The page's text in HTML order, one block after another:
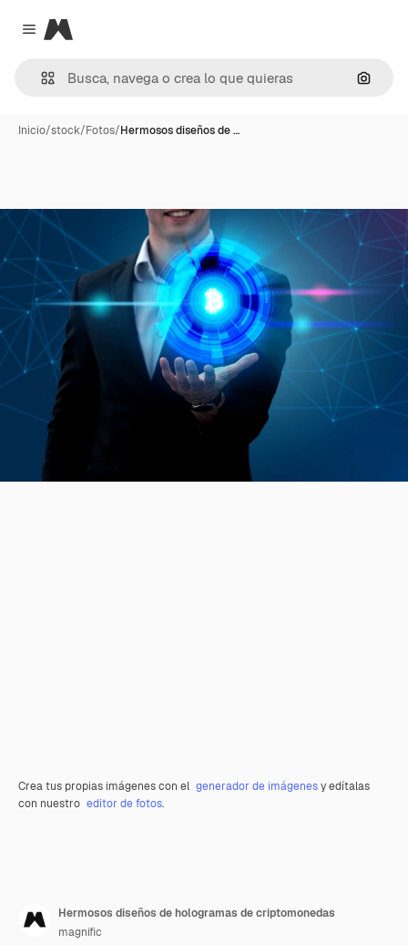
Close menu
Magnific
Inicio/stock/Fotos/Hermosos diseños de …
Crea tus propias imágenes con el generador de imágenesy edítalas
con nuestro editor de fotos.
Hermosos diseños de hologramas de criptomonedas
magnific